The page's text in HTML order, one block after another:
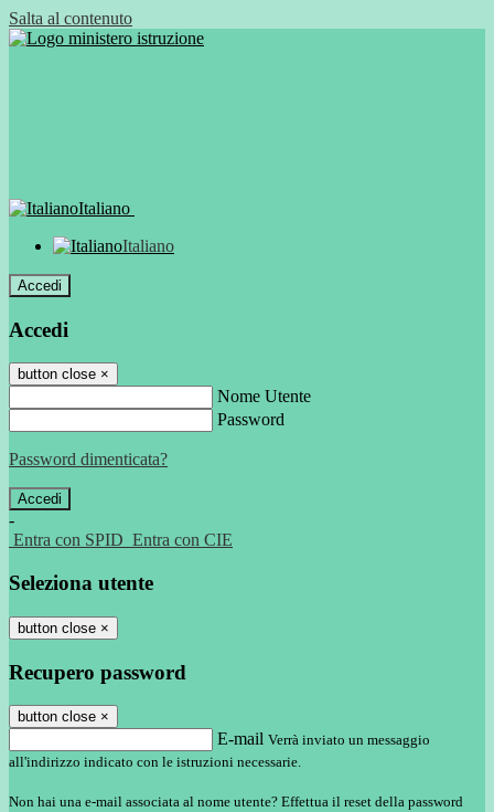
Salta al contenuto
Italiano
Italiano
Accedi
Accedi
button close ×
Nome Utente
Password
Password dimenticata?
-
Entra con SPID Entra con CIE
Seleziona utente
button close ×
Recupero password
button close ×
E-mail Verrà inviato un messaggio
all'indirizzo indicato con le istruzioni necessarie.
Non hai una e-mail associata al nome utente? Effettua il reset della password